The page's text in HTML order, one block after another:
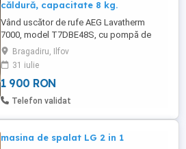
căldură, capacitate 8 kg.
Vând uscător de rufe AEG Lavatherm
7000, model T7DBE48S, cu pompă de
căldură, capacitate 8 kg. Uscătorul are
aproximativ 5 ani, a fost utilizat doar în
regim casnic, de o familie de 2 persoane,
fiind întreținut corespunzător.
Funcționează impecabil, fără erori,
Caracteristici ...
Bragadiru, Ilfov
31 iulie
1 900 RON
Telefon validat
masina de spalat LG 2 in 1